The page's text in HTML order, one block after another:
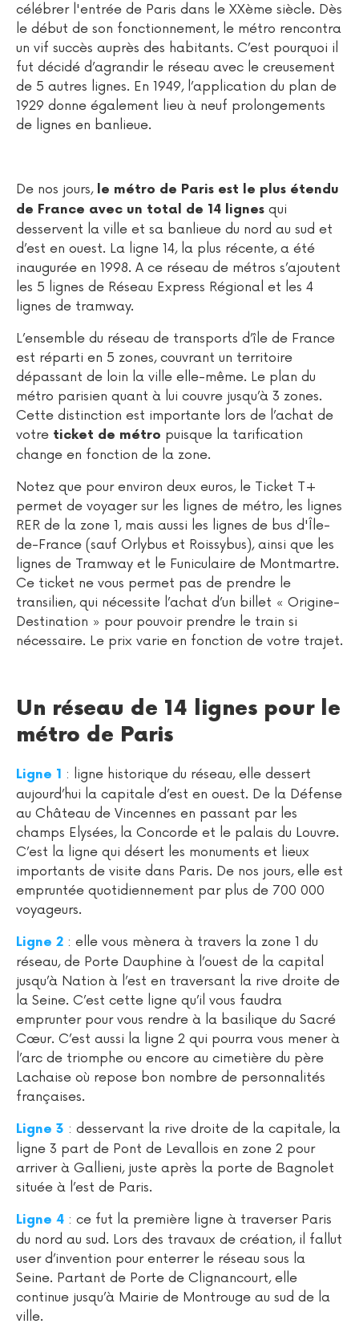
célébrer l'entrée de Paris dans le XXème siècle. Dès
le début de son fonctionnement, le métro rencontra
un vif succès auprès des habitants. C’est pourquoi il
fut décidé d’agrandir le réseau avec le creusement
de 5 autres lignes. En 1949, l’application du plan de
1929 donne également lieu à neuf prolongements
de lignes en banlieue.
De nos jours, le métro de Paris est le plus étendu
de France avec un total de 14 lignes qui
desservent la ville et sa banlieue du nord au sud et
d’est en ouest. La ligne 14, la plus récente, a été
inaugurée en 1998. A ce réseau de métros s’ajoutent
les 5 lignes de Réseau Express Régional et les 4
lignes de tramway.
L’ensemble du réseau de transports d’île de France
est réparti en 5 zones, couvrant un territoire
dépassant de loin la ville elle-même. Le plan du
métro parisien quant à lui couvre jusqu’à 3 zones.
Cette distinction est importante lors de l’achat de
votre ticket de métro puisque la tarification
change en fonction de la zone.
Notez que pour environ deux euros, le Ticket T+
permet de voyager sur les lignes de métro, les lignes
RER de la zone 1, mais aussi les lignes de bus d'Île-
de-France (sauf Orlybus et Roissybus), ainsi que les
lignes de Tramway et le Funiculaire de Montmartre.
Ce ticket ne vous permet pas de prendre le
transilien, qui nécessite l’achat d’un billet « Origine-
Destination » pour pouvoir prendre le train si
nécessaire. Le prix varie en fonction de votre trajet.
Un réseau de 14 lignes pour le
métro de Paris
Ligne 1 : ligne historique du réseau, elle dessert
aujourd’hui la capitale d’est en ouest. De la Défense
au Château de Vincennes en passant par les
champs Elysées, la Concorde et le palais du Louvre.
C’est la ligne qui désert les monuments et lieux
importants de visite dans Paris. De nos jours, elle est
empruntée quotidiennement par plus de 700 000
voyageurs.
Ligne 2 : elle vous mènera à travers la zone 1 du
réseau, de Porte Dauphine à l’ouest de la capital
jusqu’à Nation à l’est en traversant la rive droite de
la Seine. C’est cette ligne qu’il vous faudra
emprunter pour vous rendre à la basilique du Sacré
Cœur. C’est aussi la ligne 2 qui pourra vous mener à
l’arc de triomphe ou encore au cimetière du père
Lachaise où repose bon nombre de personnalités
françaises.
Ligne 3 : desservant la rive droite de la capitale, la
ligne 3 part de Pont de Levallois en zone 2 pour
arriver à Gallieni, juste après la porte de Bagnolet
située à l’est de Paris.
Ligne 4 : ce fut la première ligne à traverser Paris
du nord au sud. Lors des travaux de création, il fallut
user d’invention pour enterrer le réseau sous la
Seine. Partant de Porte de Clignancourt, elle
continue jusqu’à Mairie de Montrouge au sud de la
ville.